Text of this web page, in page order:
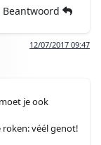
Beantwoord
12/07/2017 09:47
je ook
véél genot!